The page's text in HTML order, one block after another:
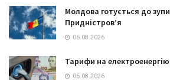
Молдова готується до
Придністров’я
06.08.2026
Тарифи на електроенергію
06.08.2026